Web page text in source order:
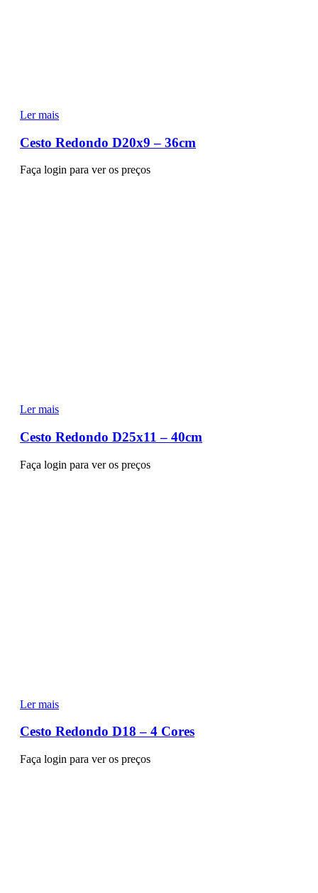
Ler mais
Cesto Redondo D20x9 – 36cm
Faça login para ver os preços
Ler mais
Cesto Redondo D25x11 – 40cm
Faça login para ver os preços
Ler mais
Cesto Redondo D18 – 4 Cores
Faça login para ver os preços